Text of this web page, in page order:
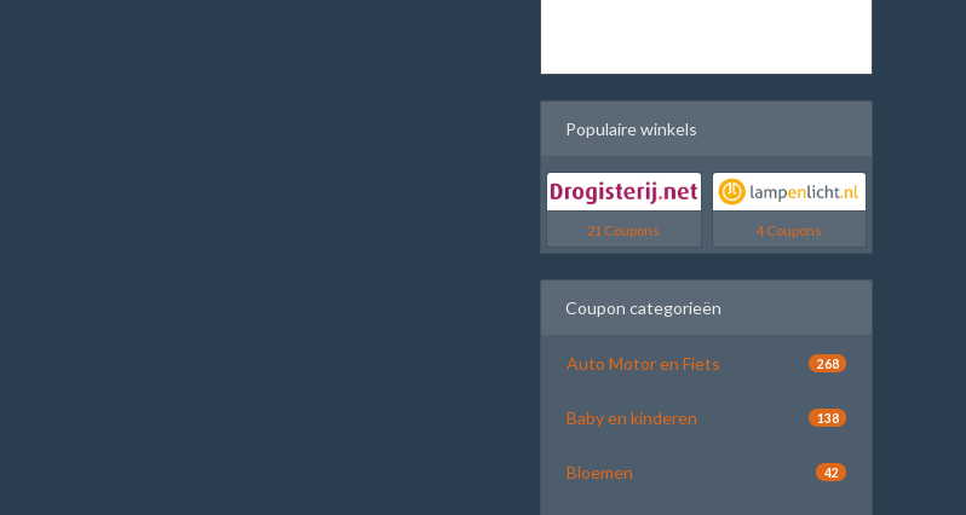
Populaire winkels
21 Coupons 4 Coupons
Coupon categorieën
Auto Motor en Fiets 268
Baby en kinderen 138
Bloemen 42